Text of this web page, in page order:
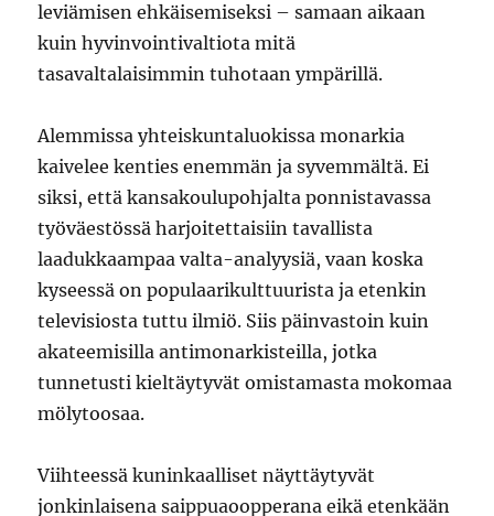
leviämisen ehkäisemiseksi – samaan aikaan
kuin hyvinvointivaltiota mitä
tasavaltalaisimmin tuhotaan ympärillä.
Alemmissa yhteiskuntaluokissa monarkia
kaivelee kenties enemmän ja syvemmältä. Ei
siksi, että kansakoulupohjalta ponnistavassa
työväestössä harjoitettaisiin tavallista
laadukkaampaa valta-analyysiä, vaan koska
kyseessä on populaarikulttuurista ja etenkin
televisiosta tuttu ilmiö. Siis päinvastoin kuin
akateemisilla antimonarkisteilla, jotka
tunnetusti kieltäytyvät omistamasta mokomaa
mölytoosaa.
Viihteessä kuninkaalliset näyttäytyvät
jonkinlaisena saippuaoopperana eikä etenkään